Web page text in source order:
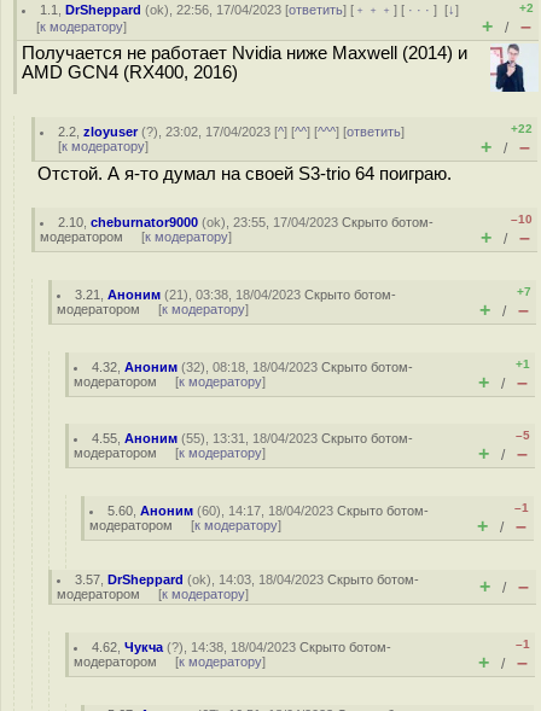
1.1 ,DrSheppard (ok), 22:56, 17/04/2023 [ответить] [ ﹢﹢﹢] [ · · ·][↓]
[к модератору]
+2
+ / –
Получается не работает Nvidia ниже Maxwell (2014) и
AMD GCN4 (RX400, 2016)
2.2 ,zloyuser(?), 23:02, 17/04/2023 [^] [^^] [^^^] [ответить]
[к модератору]
+22
+ / –
Отстой. А я-то думал на своей S3-trio 64 поиграю.
2.10 ,cheburnator9000 (ok), 23:55, 17/04/2023Скрыто ботом-
модератором [к модератору]
–10
+ / –
3.21 ,Аноним (21), 03:38, 18/04/2023Скрыто ботом-
модератором [к модератору]
+7
+ / –
4.32 ,Аноним (32), 08:18, 18/04/2023Скрыто ботом-
модератором [к модератору]
+1
+ / –
4.55 ,Аноним (55), 13:31, 18/04/2023Скрыто ботом-
модератором [к модератору]
–5
+ / –
5.60 ,Аноним (60), 14:17, 18/04/2023Скрыто ботом-
модератором [к модератору]
–1
+ / –
3.57 ,DrSheppard (ok), 14:03, 18/04/2023Скрыто ботом-
модератором [к модератору] + / –
4.62 ,Чукча (?), 14:38, 18/04/2023Скрыто ботом-
модератором [к модератору]
–1
+ / –